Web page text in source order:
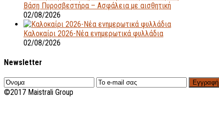
Βάση Πυροσβεστήρα – Ασφάλεια με αισθητική
02/08/2026
Καλοκαίρι 2026-Νέα ενημερωτικά φυλλάδια
02/08/2026
Newsletter
Εγγραφή
©2017 Maistrali Group